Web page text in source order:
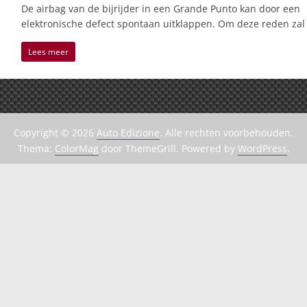
De airbag van de bijrijder in een Grande Punto kan door een
elektronische defect spontaan uitklappen. Om deze reden zal
Lees meer
Copyright © 2026 Auto Edizione. Alle rechten voorbehouden.
Thema: ColorMag door ThemeGrill. Powered by WordPress.